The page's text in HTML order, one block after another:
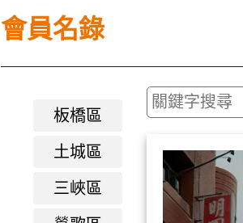
會員名錄
板橋區
土城區
三峽區